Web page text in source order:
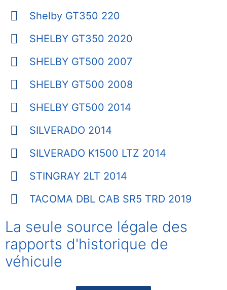
Shelby GT350 220
SHELBY GT350 2020
SHELBY GT500 2007
SHELBY GT500 2008
SHELBY GT500 2014
SILVERADO 2014
SILVERADO K1500 LTZ 2014
STINGRAY 2LT 2014
TACOMA DBL CAB SR5 TRD 2019
La seule source légale des
rapports d'historique de
véhicule